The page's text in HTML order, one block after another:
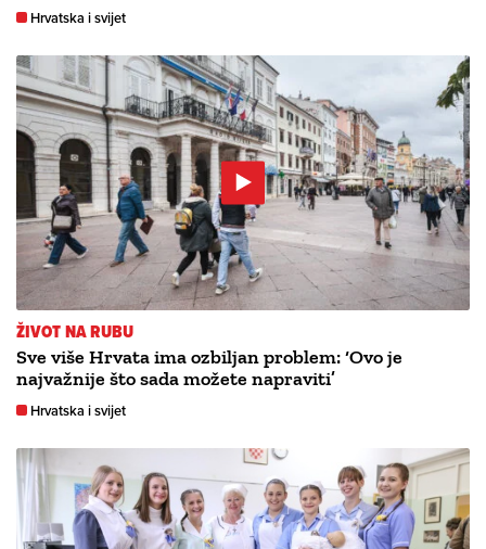
Hrvatska i svijet
ŽIVOT NA RUBU
Sve više Hrvata ima ozbiljan problem: ‘Ovo je
najvažnije što sada možete napraviti’
Hrvatska i svijet